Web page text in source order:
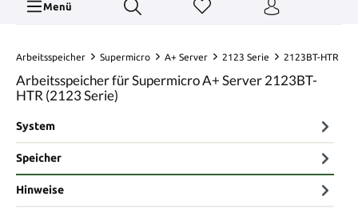
Menü
Arbeitsspeicher Supermicro A+ Server 2123 Serie 2123BT-HTR
Arbeitsspeicher für Supermicro A+ Server 2123BT-
HTR (2123 Serie)
System
Speicher
Hinweise